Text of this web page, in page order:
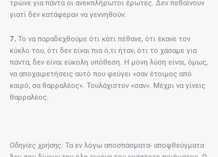
τρώνε για πάντα οι ανεκπλήρωτοι έρωτες. Δεν πεθαίνουν
γιατί δεν κατάφεραν να γεννηθούν.
7. Το να παραδεχθούμε ότι κάτι πέθανε, ότι έκανε τον
κύκλο του, ότι δεν είναι πια ό,τι ήταν, ότι το χάσαμε για
πάντα, δεν είναι εύκολη υπόθεση. Η μόνη λύση είναι, όμως,
να αποχαιρετήσεις αυτό που φεύγει «σαν έτοιμος από
καιρό, σα θαρραλέος». Τουλάχιστον «σαν». Μέχρι να γίνεις
θαρραλέος.
Οδηγίες χρήσης: Τα εν λόγω αποσπάσματα- αποφθεύγματα